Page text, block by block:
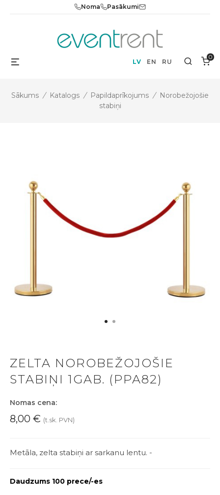
Noma Pasākumi
LV EN RU Search
0
Sākums / Katalogs / Papildaprīkojums / Norobežojošie
stabiņi
ZELTA NOROBEŽOJOŠIE
STABIŅI 1GAB. (PPA82)
Nomas cena:
8,00 € (t.sk. PVN)
Metāla, zelta stabiņi ar sarkanu lentu. -
Daudzums 100 prece/-es